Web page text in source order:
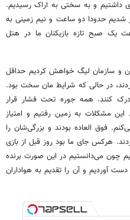
داشتیم و به سختی به اراک رسیدیم.
شدیم حدودا دو ساعت و نیم زمینی به
یک صبح تازه بازیکنان ما در هتل
و سازمان لیگ خواهش کردیم حداقل
در حالی که شرایط مان سخت بود.
درک کنند. همه جوره تحت فشار قرار
مشکلات به زمین رفتیم و امتیاز
فوق العاده بودند و بزرگی‌شان را
هرکس جای ما بود روز قبل از بازی
چون می‌دانستیم در این صورت برنده
آوردیم و آن را تقدیم به هواداران